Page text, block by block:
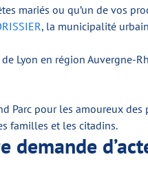
mariés ou qu’un de vos
, la municipalité
de Lyon en région
Parc pour les amoureux
familles et les citadins.
demande